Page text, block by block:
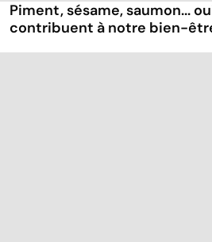
Piment, sésame, saumon...
contribuent à notre bien-